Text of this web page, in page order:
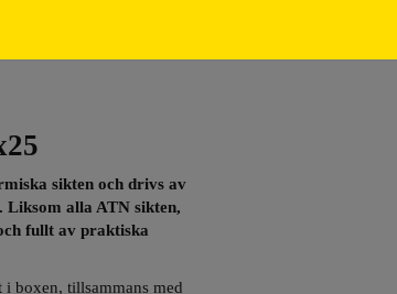
sikten och drivs av
Liksom alla ATN sikten,
fullt av praktiska
boxen, tillsammans med